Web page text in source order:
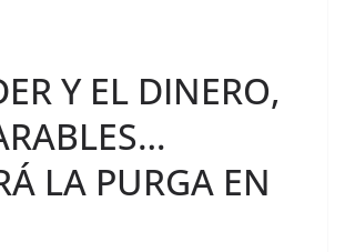
Y EL DINERO,
LA PURGA EN